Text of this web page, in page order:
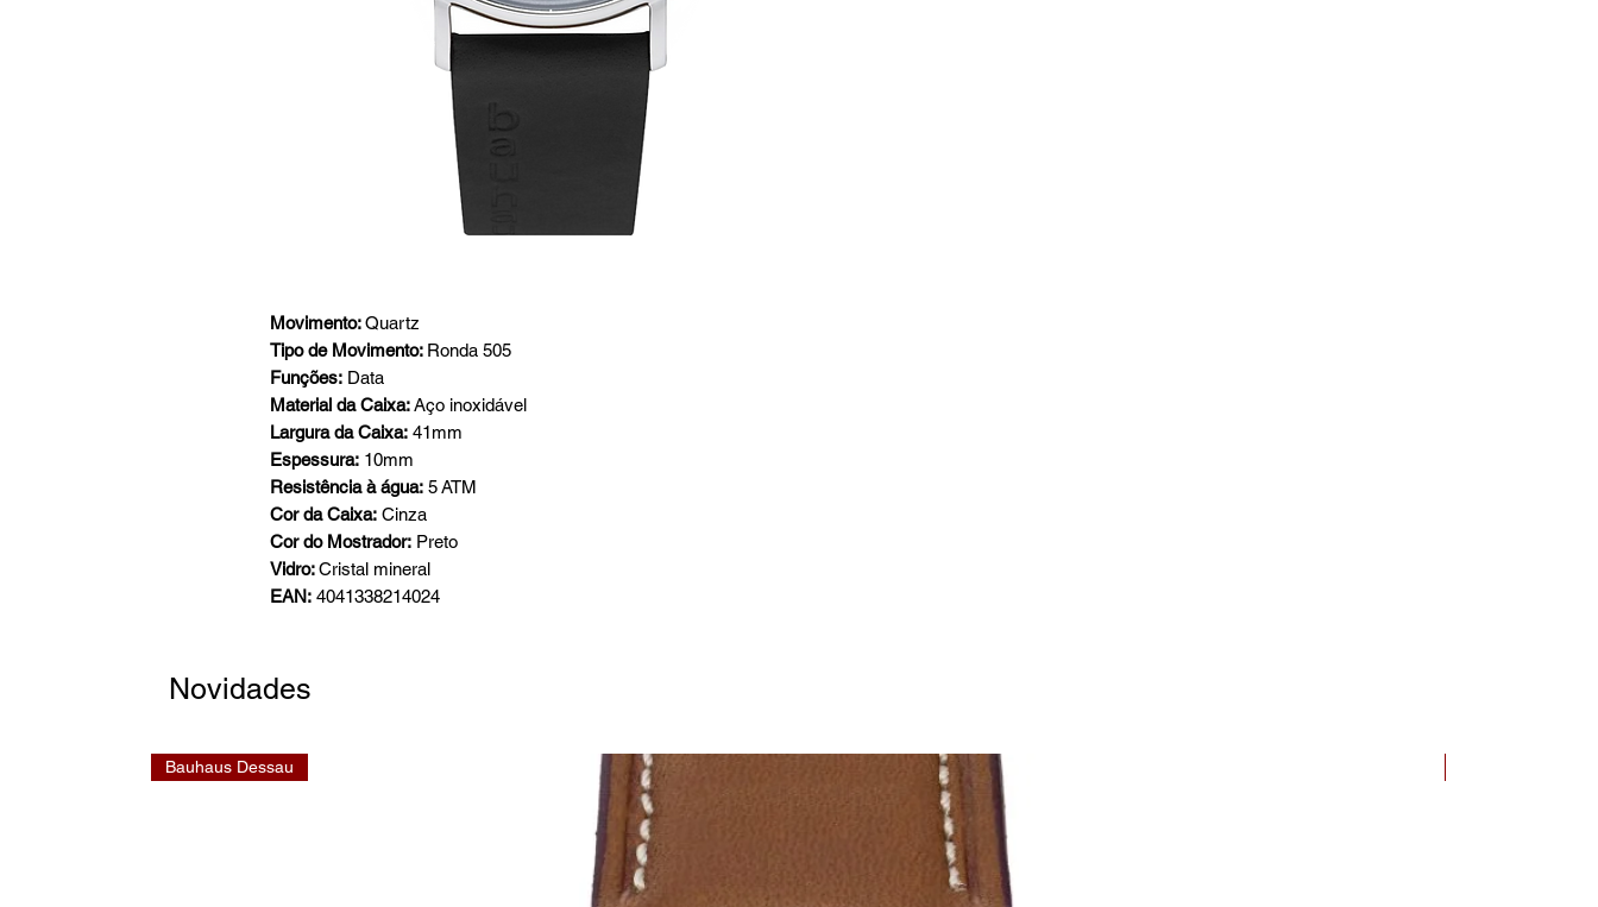
Movimento:Quartz
Tipo de Movimento: Ronda 505
Funções: Data
Material da Caixa:Aço inoxidável
Largura da Caixa: 41mm
Espessura: 10mm
Resistência à água: 5 ATM
Cor da Caixa: Cinza
Cor do Mostrador: Preto
Vidro:Cristal mineral
EAN: 4041338214024
Novidades
Bauhaus Dessau